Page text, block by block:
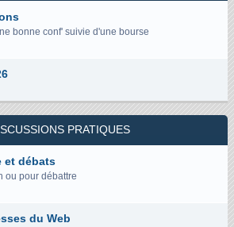
bonne conf' suivie d'une bourse
PRATIQUES
et débats
ou pour débattre
du Web